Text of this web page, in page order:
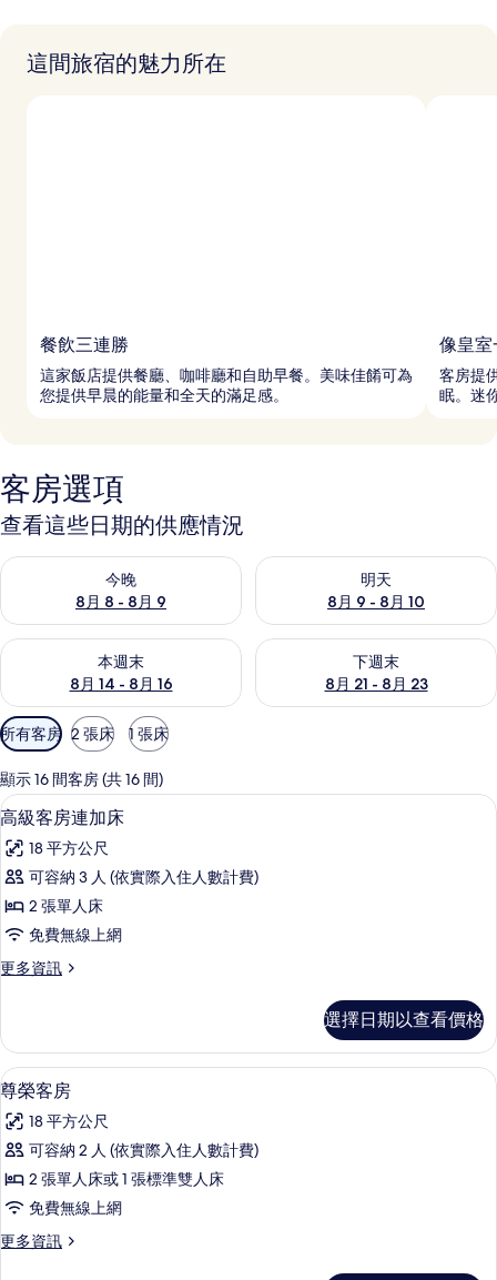
這間旅宿的魅力所在
餐飲三連勝
這家飯店提供餐廳、咖啡廳和自助早餐。美味佳餚可為
您提供早晨的能量和全天的滿足感。
像皇室
客房提
眠。迷
客房選項
查看這些日期的供應情況
今晚
8月 8 - 8月 9
查看今晚 (8月 8 - 8月 9) 的供應情況
明天
8月 9 - 8月 10
查看明天 (8月 9 - 8月 10) 的供
本週末
8月 14 - 8月 16
查看本週末 (8月 14 - 8月 16) 的供應情況
下週末
8月 21 - 8月 23
查看下週末 (8月 21 - 8月 23)
可
用
的
客
房
篩
選
條
所有客房 2 張床 1 張床
顯示 16 間客房 (共 16 間)
顯
示
高
級
客
房
連
床
的
所
有
相
片
迷你吧、客房內保險箱、書桌、遮光
4
高級客房連加床
18 平方公尺
可容納 3 人 (依實際入住人數計費)
2 張單人床
免費無線上網
更多資訊
更
客
房
連
加
床
的
情
選擇日期以查看價格
顯
示
尊
榮
客
房
的
尊榮客房 | 迷你吧、客房內保險箱、
4
尊榮客房
18 平方公尺
可容納 2 人 (依實際入住人數計費)
2 張單人床或 1 張標準雙人床
免費無線上網
更多資訊
更